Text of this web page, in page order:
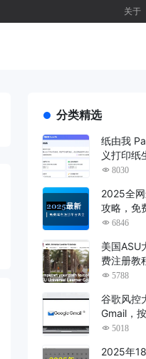
关于
分类精选
纸由我
义打印纸
8030
2025全
攻略，免
大全（长
6846
美国ASU
费注册教
版）5788
谷歌风控
Gmail，
了（2026
5018
2025年